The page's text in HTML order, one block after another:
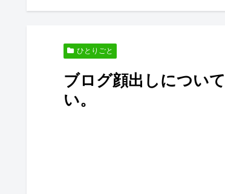
ひとりごと
ブログ顔出しについ
い。